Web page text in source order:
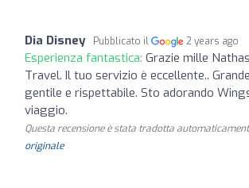
Dia Disney Pubblicato il 2 years ago
Esperienza fantastica: Grazie mille
Travel. Il tuo servizio è eccellente..
gentile e rispettabile. Sto adorando
viaggio.
Questa recensione è stata tradotta
originale